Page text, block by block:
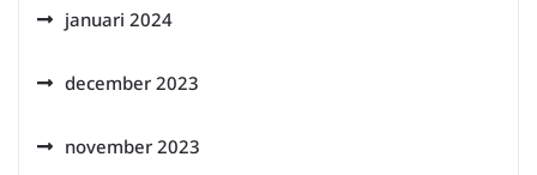
januari 2024
december 2023
november 2023